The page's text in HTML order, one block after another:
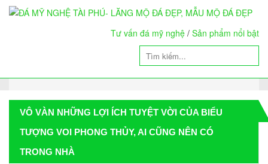
Tư vấn đá mỹ nghệ / Sản phẩm nổi bật
VÔ VÀN NHỮNG LỢI ÍCH TUYỆT VỜI CỦA BIỂU
TƯỢNG VOI PHONG THỦY, AI CŨNG NÊN CÓ
TRONG NHÀ